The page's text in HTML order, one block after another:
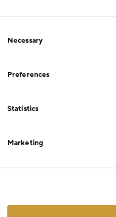
Selection
Necessary
Preferences
Statistics
Marketing